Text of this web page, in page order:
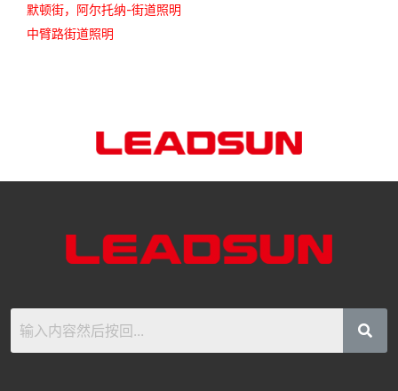
默顿街，阿尔托纳-街道照明
中臂路街道照明